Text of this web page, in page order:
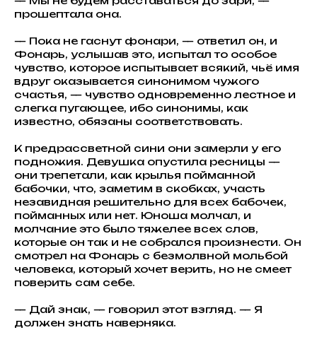
прошептала она.
— Пока не гаснут фонари, — ответил он, и
Фонарь, услышав это, испытал то особое
чувство, которое испытывает всякий, чьё имя
вдруг оказывается синонимом чужого
счастья, — чувство одновременно лестное и
слегка пугающее, ибо синонимы, как
известно, обязаны соответствовать.
К предрассветной сини они замерли у его
подножия. Девушка опустила ресницы —
они трепетали, как крылья пойманной
бабочки, что, заметим в скобках, участь
незавидная решительно для всех бабочек,
пойманных или нет. Юноша молчал, и
молчание это было тяжелее всех слов,
которые он так и не собрался произнести. Он
смотрел на Фонарь с безмолвной мольбой
человека, который хочет верить, но не смеет
поверить сам себе.
— Дай знак, — говорил этот взгляд. — Я
должен знать наверняка.